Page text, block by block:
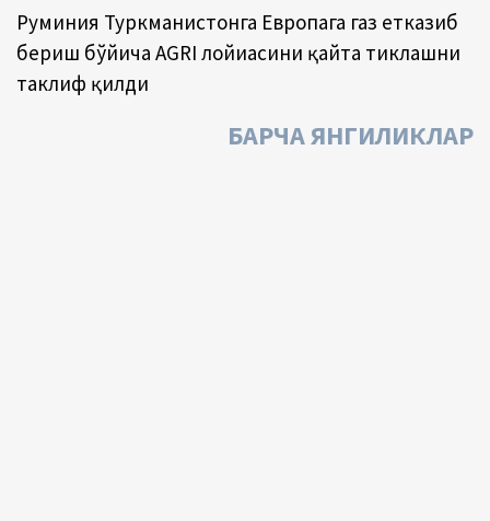
Руминия Туркманистонга Европага газ етказиб
бериш бўйича AGRI лойиҳасини қайта тиклашни
таклиф қилди
БАРЧА ЯНГИЛИКЛАР